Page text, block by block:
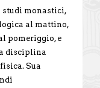
studi monastici,
al mattino,
pomeriggio, e
disciplina
Sua